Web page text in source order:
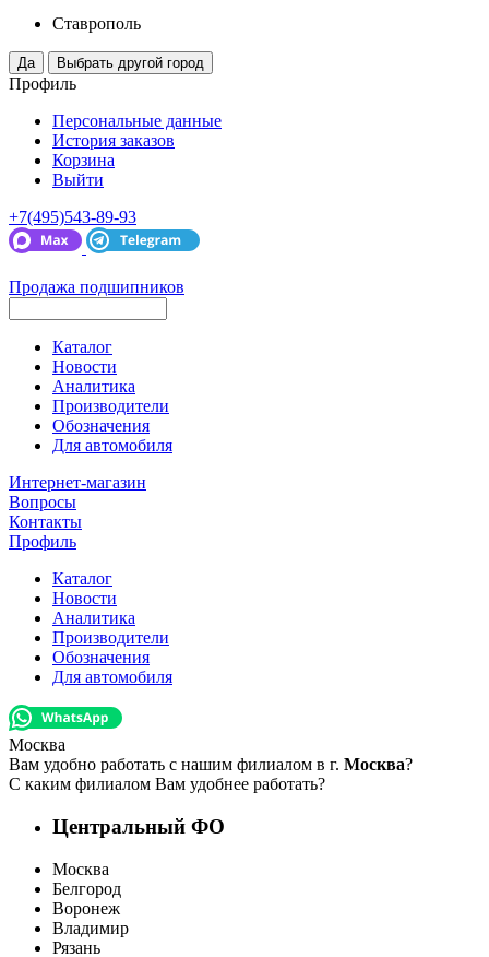
Ставрополь
Профиль
Персональные данные
История заказов
Корзина
Выйти
+7(495)543-89-93
Продажа подшипников
Каталог
Новости
Аналитика
Производители
Обозначения
Для автомобиля
Интернет-магазин
Вопросы
Контакты
Профиль
Каталог
Новости
Аналитика
Производители
Обозначения
Для автомобиля
Москва
Вам удобно работать с нашим филиалом в г. Москва?
С каким филиалом Вам удобнее работать?
Центральный ФО
Москва
Белгород
Воронеж
Владимир
Рязань